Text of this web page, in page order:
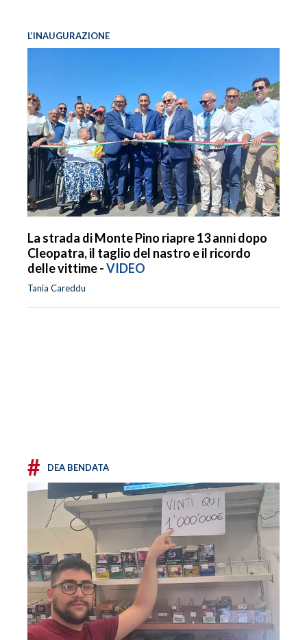
L’INAUGURAZIONE
La strada di Monte Pino riapre 13 anni dopo
Cleopatra, il taglio del nastro e il ricordo
delle vittime -VIDEO
Tania Careddu
# DEA BENDATA